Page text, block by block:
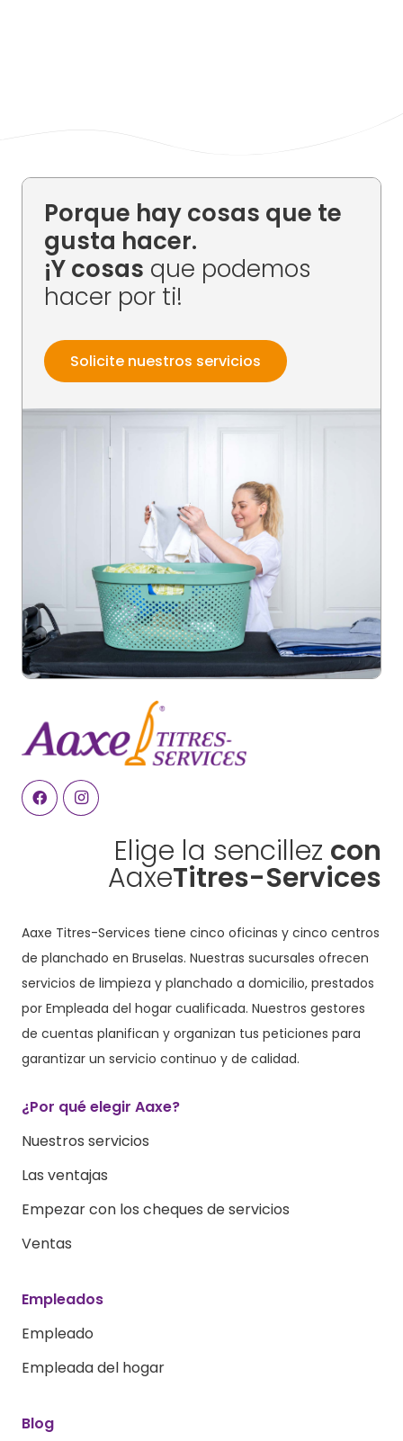
Porque hay cosas que te
gusta hacer.
¡Y cosas que podemos
hacer por ti!
Solicite nuestros servicios
Elige la sencillez con
AaxeTitres-Services
Aaxe Titres-Services tiene cinco oficinas y cinco centros
de planchado en Bruselas. Nuestras sucursales ofrecen
servicios de limpieza y planchado a domicilio, prestados
por Empleada del hogar cualificada. Nuestros gestores
de cuentas planifican y organizan tus peticiones para
garantizar un servicio continuo y de calidad.
¿Por qué elegir Aaxe?
Nuestros servicios
Las ventajas
Empezar con los cheques de servicios
Ventas
Empleados
Empleado
Empleada del hogar
Blog